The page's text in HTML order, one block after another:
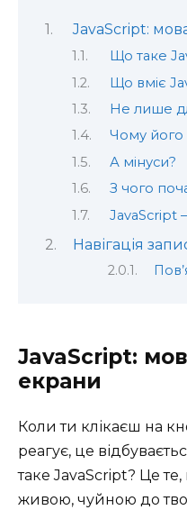
JavaScript:
Що таке
Що вміє
Не лише
Чому його
А мінуси?
З чого
JavaScript
Навігація
JavaScript:
екрани
Коли ти клікаєш на
реагує, це
таке JavaScript? Це
живою, чуйною до